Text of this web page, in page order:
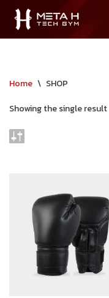
Skip
Home \ SHOP
Showing the single result